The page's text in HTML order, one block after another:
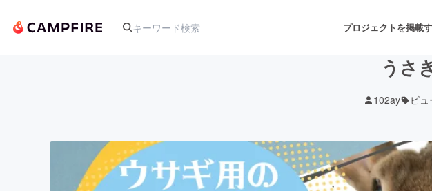
プロジェクトを掲載
アート・写真 音楽
うさ
102ay ビ